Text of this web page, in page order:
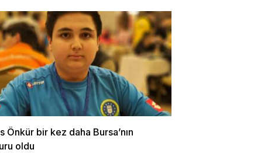
Önkür bir kez daha Bursa’nın
oldu